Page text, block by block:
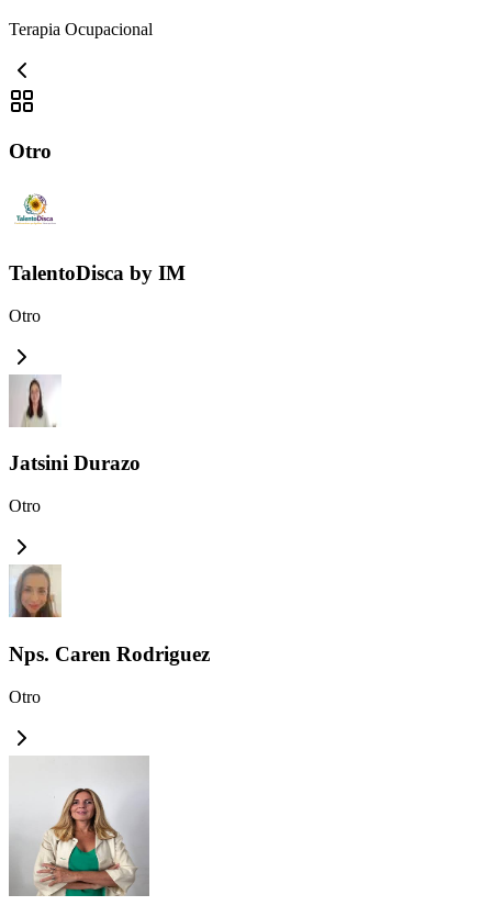
Terapia Ocupacional
Otro
TalentoDisca by IM
Otro
Jatsini Durazo
Otro
Nps. Caren Rodriguez
Otro